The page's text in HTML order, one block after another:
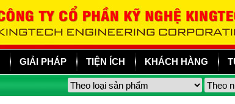
GIẢI PHÁP TIỆN ÍCH KHÁCH HÀNG